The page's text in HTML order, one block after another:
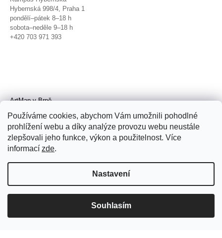
Používáme cookies, abychom Vám umožnili pohodlné
prohlížení webu a díky analýze provozu webu neustále
zlepšovali jeho funkce, výkon a použitelnost. Více
informací zde.
Nastavení
Souhlasím
Hybernská 998/4, Praha 1
pondělí–pátek 8–18 h
sobota–neděle 9–18 h
+420 703 971 393
ArtMap v Brně
Radnická 4, Brno
úterý–pátek 11–19 h
sobota 14–19 h
+420 702 152 298